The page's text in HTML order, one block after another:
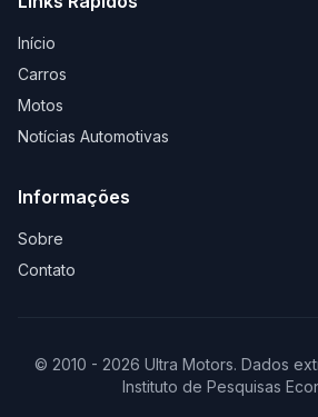
Início
Carros
Motos
Notícias Automotivas
Informações
Sobre
Contato
© 2010 - 2026 Ultra Motors. Dados
Instituto de Pesquisas